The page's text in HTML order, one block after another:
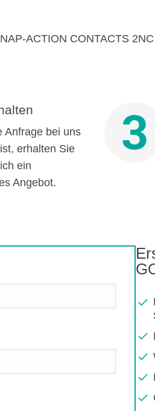
ACTION CONTACTS
Anfrage bei uns
erhalten Sie
ein
Angebot.
3